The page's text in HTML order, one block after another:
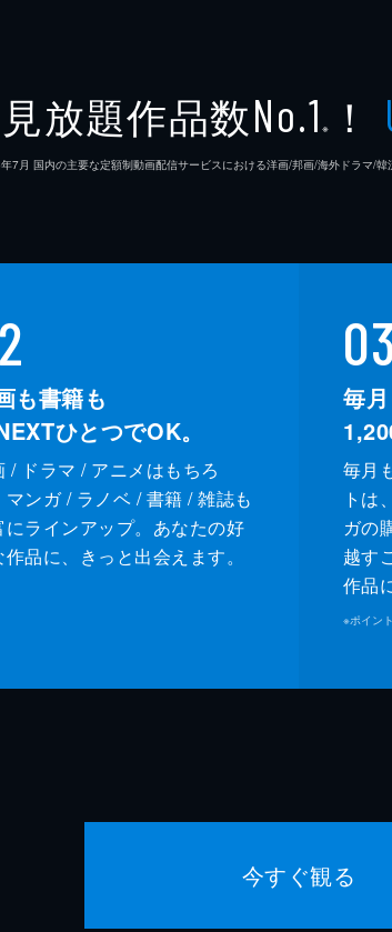
見放題作品数No.1 ※ ！
7⽉ 国内の主要な定額制動画配信サービスにおける洋画/邦画/海外ドラマ/韓
も書籍も
ひとつでOK。
/ ドラマ / アニメはもちろ
マンガ / ラノベ / 書籍 / 雑誌も
にラインアップ。あなたの好
作品に、きっと出会えます。
03
毎
毎月
トは
ガの
越す
作品
※ポイン
今すぐ観る